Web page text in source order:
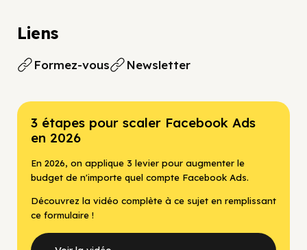
Liens
Formez-vous Newsletter
3 étapes pour scaler Facebook Ads
en 2026
En 2026, on applique 3 levier pour augmenter le
budget de n'importe quel compte Facebook Ads.
Découvrez la vidéo complète à ce sujet en remplissant
ce formulaire !